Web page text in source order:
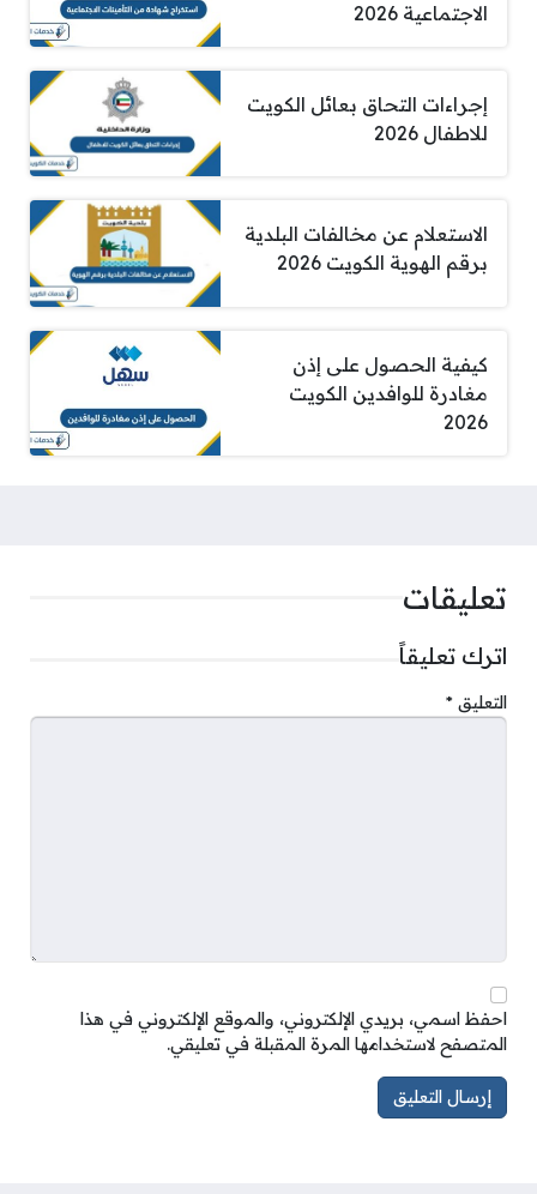
الاجتماعية 2026
إجراءات التحاق بعائل الكويت
للاطفال 2026
الاستعلام عن مخالفات البلدية
برقم الهوية الكويت 2026
كيفية الحصول على إذن
مغادرة للوافدين الكويت
2026
تعليقات
اترك تعليقاً
التعليق *
احفظ اسمي، بريدي الإلكتروني، والموقع الإلكتروني في هذا
المتصفح لاستخدامها المرة المقبلة في تعليقي.